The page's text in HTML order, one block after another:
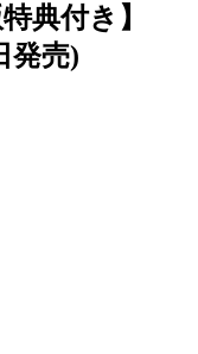
典付き】
発売)